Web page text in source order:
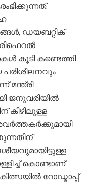
ഡയബറ്റിക്
കൂടി കണ്ടെത്തി
പരിശീലനവും
മന്ത്രി
ജനുവരിയില്‍
കീഴിലുള്ള
കൊണ്ടാണ്
റോഡ്മാപ്പ്